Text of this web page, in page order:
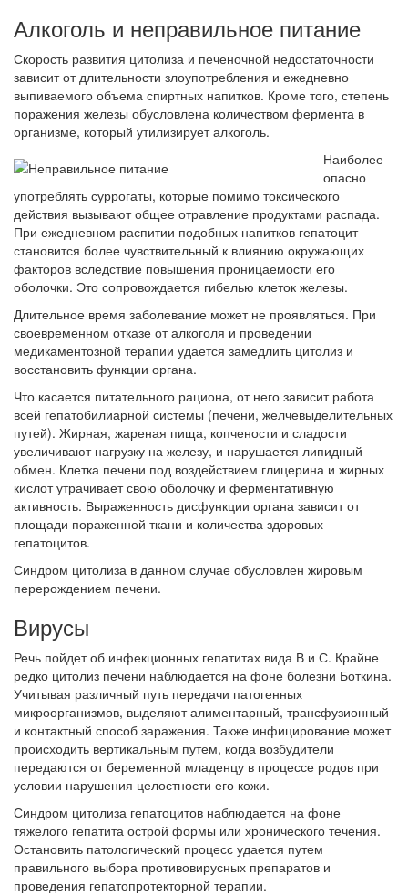
Алкоголь и неправильное питание
Скорость развития цитолиза и печеночной недостаточности
зависит от длительности злоупотребления и ежедневно
выпиваемого объема спиртных напитков. Кроме того, степень
поражения железы обусловлена количеством фермента в
организме, который утилизирует алкоголь.
Наиболее
опасно
употреблять суррогаты, которые помимо токсического
действия вызывают общее отравление продуктами распада.
При ежедневном распитии подобных напитков гепатоцит
становится более чувствительный к влиянию окружающих
факторов вследствие повышения проницаемости его
оболочки. Это сопровождается гибелью клеток железы.
Длительное время заболевание может не проявляться. При
своевременном отказе от алкоголя и проведении
медикаментозной терапии удается замедлить цитолиз и
восстановить функции органа.
Что касается питательного рациона, от него зависит работа
всей гепатобилиарной системы (печени, желчевыделительных
путей). Жирная, жареная пища, копчености и сладости
увеличивают нагрузку на железу, и нарушается липидный
обмен. Клетка печени под воздействием глицерина и жирных
кислот утрачивает свою оболочку и ферментативную
активность. Выраженность дисфункции органа зависит от
площади пораженной ткани и количества здоровых
гепатоцитов.
Синдром цитолиза в данном случае обусловлен жировым
перерождением печени.
Вирусы
Речь пойдет об инфекционных гепатитах вида В и С. Крайне
редко цитолиз печени наблюдается на фоне болезни Боткина.
Учитывая различный путь передачи патогенных
микроорганизмов, выделяют алиментарный, трансфузионный
и контактный способ заражения. Также инфицирование может
происходить вертикальным путем, когда возбудители
передаются от беременной младенцу в процессе родов при
условии нарушения целостности его кожи.
Синдром цитолиза гепатоцитов наблюдается на фоне
тяжелого гепатита острой формы или хронического течения.
Остановить патологический процесс удается путем
правильного выбора противовирусных препаратов и
проведения гепатопротекторной терапии.